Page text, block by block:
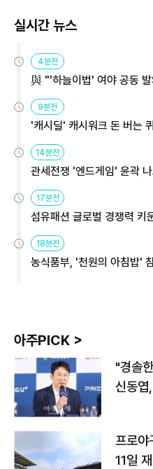
실시간 뉴스
4분전
與 "'하늘이법' 여야 공동
9분전
'캐시딜' 캐시워크 돈 버는
14분전
관세전쟁 '엔드게임' 윤곽
17분전
섬유패션 글로벌 경쟁력
18분전
농식품부, '천원의 아침밥'
아주PICK >
"경솔
신동엽
프로
11일